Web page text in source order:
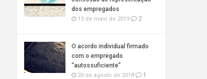
dos empregados
13 de maio de 2019 2
O acordo individual firmado
com o empregado
“autossuficiente”
20 de agosto de 2018 1